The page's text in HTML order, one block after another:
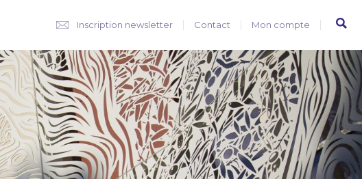
Inscription newsletter Contact Mon compte